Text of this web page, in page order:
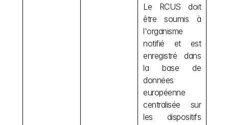
Le RCUS doit
être soumis à
l'organisme
notifié et est
enregistré dans
la base de
données
européenne
centralisée sur
les dispositifs